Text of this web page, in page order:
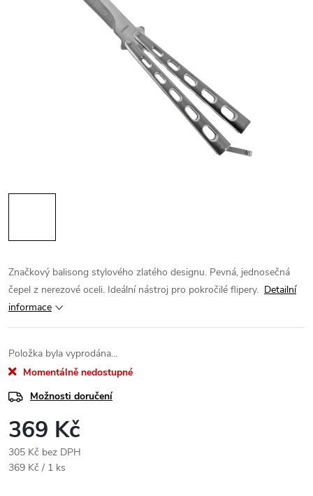
Značkový balisong stylového zlatého designu. Pevná, jednosečná
čepel z nerezové oceli. Ideální nástroj pro pokročilé flipery. Detailní
informace
Položka byla vyprodána…
Momentálně nedostupné
Možnosti doručení
369 Kč
305 Kč bez DPH
Měrná
369 Kč / 1 ks